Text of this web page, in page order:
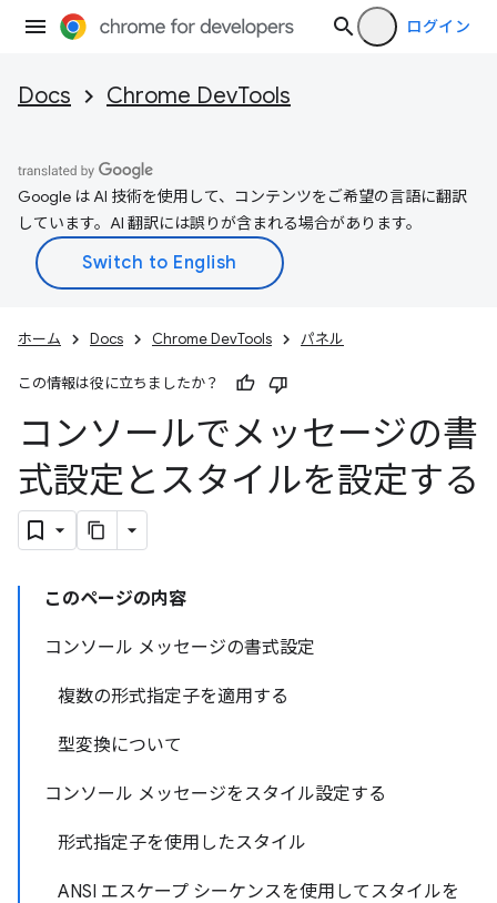
ログイン
Docs Chrome DevTools
Google は AI 技術を使用して、コンテンツをご希望の言語に翻訳
しています。AI 翻訳には誤りが含まれる場合があります。
ホーム Docs Chrome DevTools パネル
この情報は役に立ちましたか？
コンソールでメッセージの書
式設定とスタイルを設定する
このページの内容
コンソール メッセージの書式設定
複数の形式指定子を適用する
型変換について
コンソール メッセージをスタイル設定する
形式指定子を使用したスタイル
ANSI エスケープ シーケンスを使用してスタイルを